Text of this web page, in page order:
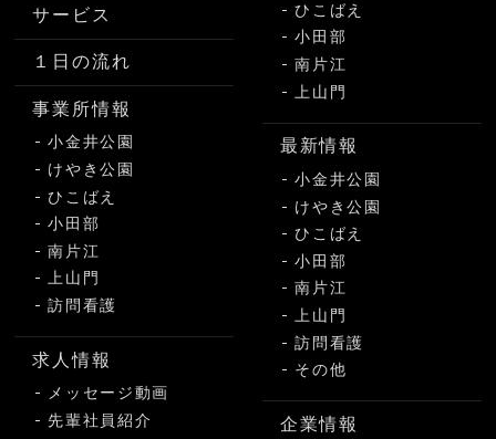
サービス
１日の流れ
事業所情報
小金井公園
けやき公園
ひこばえ
小田部
南片江
上山門
訪問看護
求人情報
メッセージ動画
先輩社員紹介
ひこばえ
小田部
南片江
上山門
最新情報
小金井公園
けやき公園
ひこばえ
小田部
南片江
上山門
訪問看護
その他
企業情報